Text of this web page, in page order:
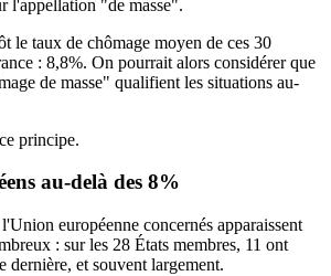
l'appellation "de masse".
le taux de chômage moyen de ces 30
: 8,8%. On pourrait alors considérer que
de masse" qualifient les situations au-
principe.
au-delà des 8%
européenne concernés apparaissent
: sur les 28 États membres, 11 ont
dernière, et souvent largement.